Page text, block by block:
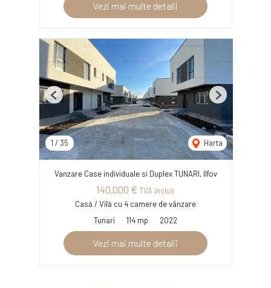
Vezi mai multe detalii
1 / 35 Harta
Previous Next
Vanzare Case individuale si Duplex TUNARI, Ilfov
140,000 € TVA inclus
Casă / Vilă cu 4 camere de vânzare
Tunari
114 mp 2022
Vezi mai multe detalii